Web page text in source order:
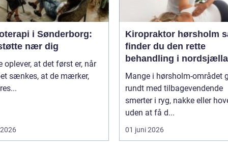
i Sønderborg:
nær dig
oplever, at det først er, når
sænkes, at de mærker,
Kiropraktor hørsholm sådan
finder du den rette
behandling i
Mange i hørsholm-området
rundt med tilbagevendende
smerter i ryg, nakke eller
uden at få d...
01 juni 2026